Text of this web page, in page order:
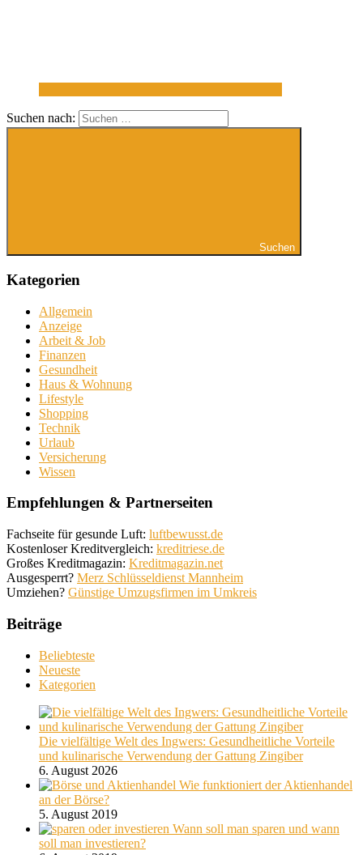
Suchen nach:
Suchen
Kategorien
Allgemein
Anzeige
Arbeit & Job
Finanzen
Gesundheit
Haus & Wohnung
Lifestyle
Shopping
Technik
Urlaub
Versicherung
Wissen
Empfehlungen & Partnerseiten
Fachseite für gesunde Luft: luftbewusst.de
Kostenloser Kreditvergleich: kreditriese.de
Großes Kreditmagazin: Kreditmagazin.net
Ausgesperrt? Merz Schlüsseldienst Mannheim
Umziehen? Günstige Umzugsfirmen im Umkreis
Beiträge
Beliebteste
Neueste
Kategorien
Die vielfältige Welt des Ingwers: Gesundheitliche Vorteile
und kulinarische Verwendung der Gattung Zingiber
6. August 2026
Wie funktioniert der Aktienhandel
an der Börse?
5. August 2019
Wann soll man sparen und wann
soll man investieren?